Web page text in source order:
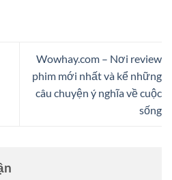
Wowhay.com – Nơi review
phim mới nhất và kể những
câu chuyện ý nghĩa về cuộc
sống